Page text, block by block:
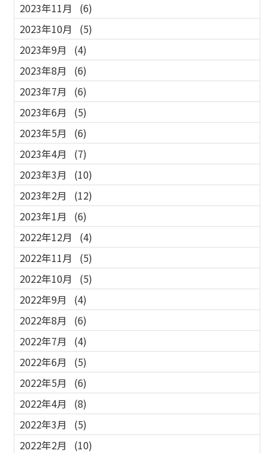
2023年11月
(6)
2023年10月
(5)
2023年9月
(4)
2023年8月
(6)
2023年7月
(6)
2023年6月
(5)
2023年5月
(6)
2023年4月
(7)
2023年3月
(10)
2023年2月
(12)
2023年1月
(6)
2022年12月
(4)
2022年11月
(5)
2022年10月
(5)
2022年9月
(4)
2022年8月
(6)
2022年7月
(4)
2022年6月
(5)
2022年5月
(6)
2022年4月
(8)
2022年3月
(5)
2022年2月
(10)